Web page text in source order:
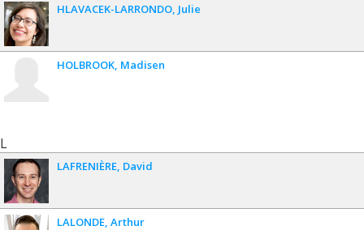
HLAVACEK-LARRONDO Julie
HOLBROOK Madisen
L
LAFRENIÈRE David
LALONDE Arthur